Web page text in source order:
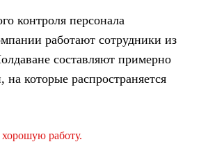
контроля персонала
работают сотрудники из
составляют примерно
которые распространяется
работу.